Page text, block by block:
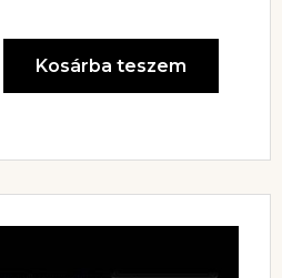
Kosárba teszem